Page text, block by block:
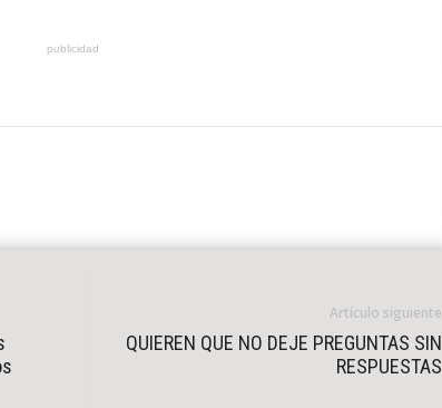
publicidad
Artículo siguiente
QUIEREN QUE NO DEJE PREGUNTAS SIN
RESPUESTAS